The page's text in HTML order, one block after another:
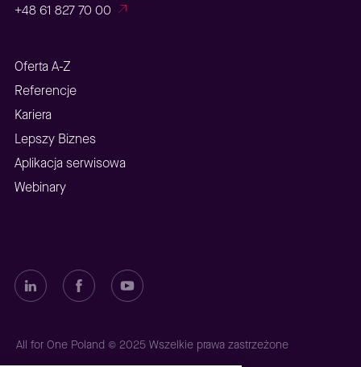
+48 61 827 70 00
Oferta A-Z
Referencje
Kariera
Lepszy Biznes
Aplikacja serwisowa
Webinary
All for One Poland © 2025 Wszelkie prawa zastrzeżone